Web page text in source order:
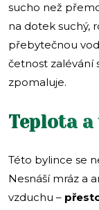
sucho než
na dotek suchý,
přebytečnou
četnost zalévání
zpomaluje.
Teplota
Této bylince se
Nesnáší mráz a
vzduchu –